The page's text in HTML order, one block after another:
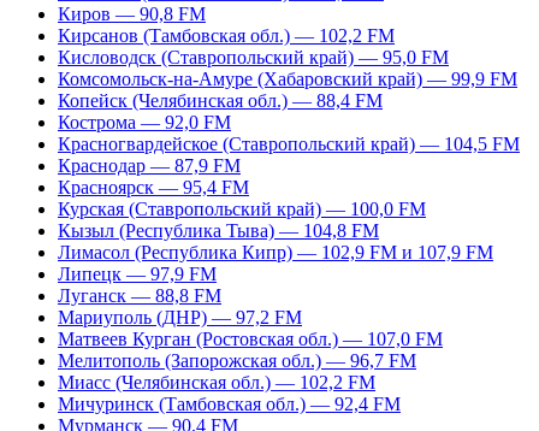
Киров — 90,8 FM
Кирсанов (Тамбовская обл.) — 102,2 FM
Кисловодск (Ставропольский край) — 95,0 FM
Комсомольск-на-Амуре (Хабаровский край) — 99,9 FM
Копейск (Челябинская обл.) — 88,4 FM
Кострома — 92,0 FM
Красногвардейское (Ставропольский край) — 104,5 FM
Краснодар — 87,9 FM
Красноярск — 95,4 FM
Курская (Ставропольский край) — 100,0 FM
Кызыл (Республика Тыва) — 104,8 FM
Лимасол (Республика Кипр) — 102,9 FM и 107,9 FM
Липецк — 97,9 FM
Луганск — 88,8 FM
Мариуполь (ДНР) — 97,2 FM
Матвеев Курган (Ростовская обл.) — 107,0 FM
Мелитополь (Запорожская обл.) — 96,7 FM
Миасс (Челябинская обл.) — 102,2 FM
Мичуринск (Тамбовская обл.) — 92,4 FM
Мурманск — 90,4 FM